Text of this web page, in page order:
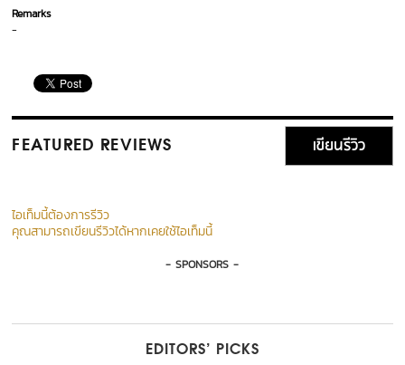
Remarks
-
FEATURED REVIEWS เขียนรีวิว
ไอเท็มนี้ต้องการรีวิว
คุณสามารถเขียนรีวิวได้หากเคยใช้ไอเท็มนี้
- SPONSORS -
EDITORS’ PICKS